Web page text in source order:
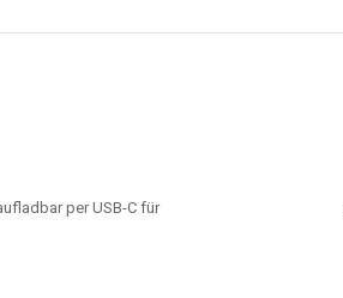
per USB-C für